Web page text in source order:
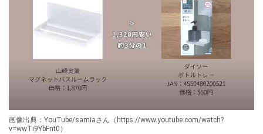
画像出典：YouTube/samiaさん（https://www.youtube.com/watch?
v=wwTi9YbFnt0）